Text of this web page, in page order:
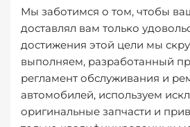
Мы заботимся о том, чтобы
доставлял вам только
достижения этой цели мы
выполняем, разработанный
регламент обслуживания и
автомобилей, используем
оригинальные запчасти и